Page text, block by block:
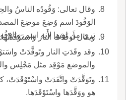
وقال تعالى: وَقُودُه الناسُ
ترى من لهبها لأَنه اسم،
ويقال أَوقَدْتُ النار واستَوْقَدْتُها إِيقاداً واسْتِيقاداً.
وقد وقَدَتِ النار وتَوقَّدَتْ
والموضع مَوْقِد مثل مَجْلِس
وتَوَقَّدَتْ واتَّقَدَتْ واسْتَوْقَدَتْ،
هو ووَقَّدَها واسْتَوْقَدَها.